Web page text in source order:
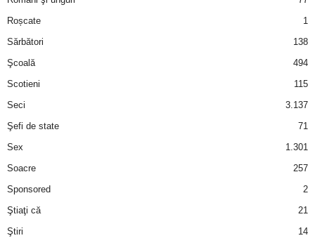
Roșcate
1
Sărbători
138
Şcoală
494
Scotieni
115
Seci
3.137
Şefi de state
71
Sex
1.301
Soacre
257
Sponsored
2
Ştiaţi că
21
Ştiri
14